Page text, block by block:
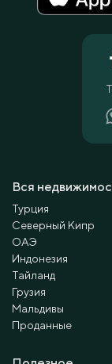
Вся
Турция
Северный Кипр
ОАЭ
Индонезия
Тайланд
Грузия
Мальдивы
Проданные